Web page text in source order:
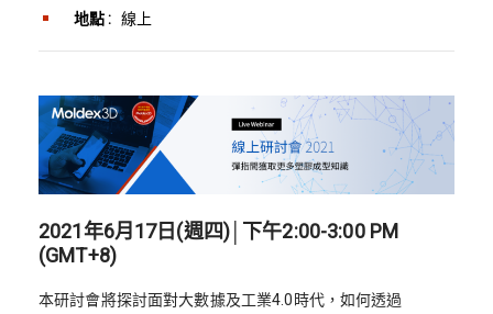
地點 : 線上
2021年6月17日(週四)│下午2:00-3:00 PM
(GMT+8)
本研討會將探討面對大數據及工業4.0時代，如何透過